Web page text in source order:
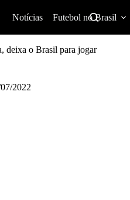
Notícias Futebol no Brasil
deixa o Brasil para jogar
2022